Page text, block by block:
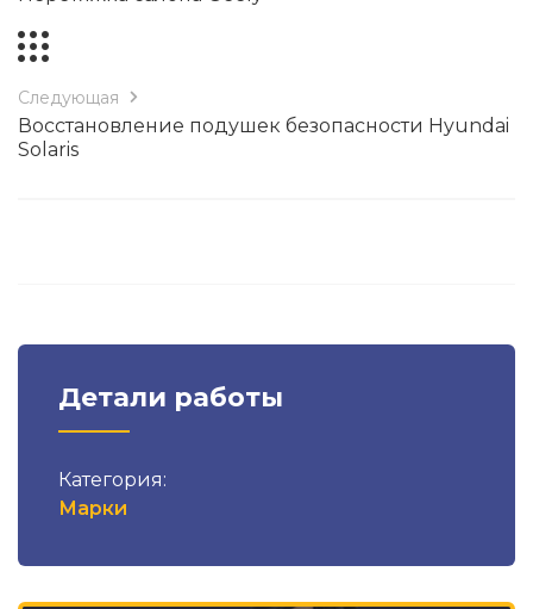
Следующая
Восстановление подушек безопасности Hyundai
Solaris
Детали работы
Категория:
Марки